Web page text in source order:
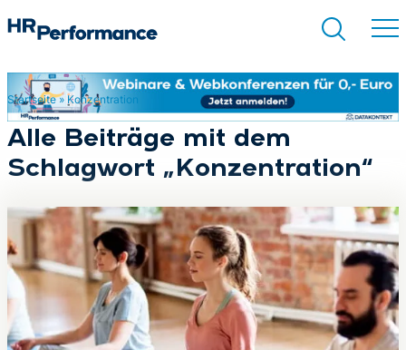
Suchen
Startseite» Konzentration
Alle Beiträge mit dem
Schlagwort „Konzentration“